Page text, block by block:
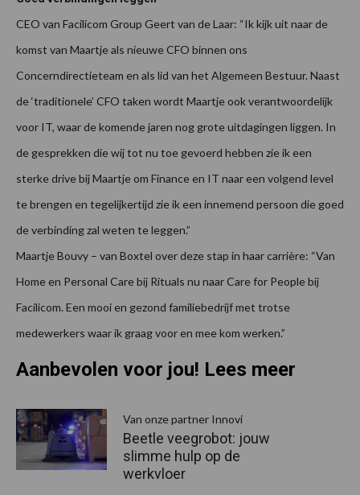
CEO van Facilicom Group Geert van de Laar: “Ik kijk uit naar de
komst van Maartje als nieuwe CFO binnen ons
Concerndirectieteam en als lid van het Algemeen Bestuur. Naast
de ‘traditionele’ CFO taken wordt Maartje ook verantwoordelijk
voor IT, waar de komende jaren nog grote uitdagingen liggen. In
de gesprekken die wij tot nu toe gevoerd hebben zie ik een
sterke drive bij Maartje om Finance en IT naar een volgend level
te brengen en tegelijkertijd zie ik een innemend persoon die goed
de verbinding zal weten te leggen.”
Maartje Bouvy – van Boxtel over deze stap in haar carrière: “Van
Home en Personal Care bij Rituals nu naar Care for People bij
Facilicom. Een mooi en gezond familiebedrijf met trotse
medewerkers waar ik graag voor en mee kom werken.”
Aanbevolen voor jou! Lees meer
Van onze partner Innovi
Beetle veegrobot: jouw
slimme hulp op de
werkvloer